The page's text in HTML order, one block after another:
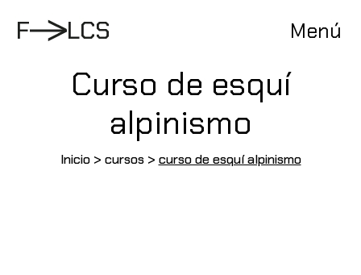
contenido
F LCS Menú
Curso de esquí
alpinismo
Inicio> cursos> curso de esquí alpinismo